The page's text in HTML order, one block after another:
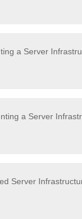
a Server
a Server
Server